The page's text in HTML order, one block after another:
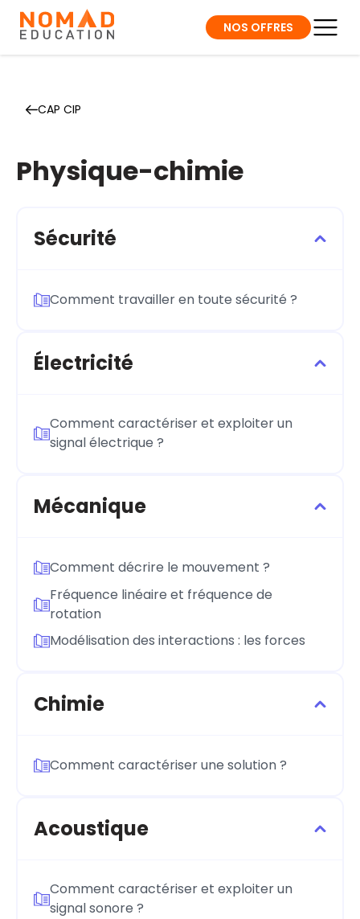
NOS OFFRES
CAP CIP
Physique-chimie
Sécurité
Comment travailler en toute sécurité ?
Électricité
Comment caractériser et exploiter un
signal électrique ?
Mécanique
Comment décrire le mouvement ?
Fréquence linéaire et fréquence de
rotation
Modélisation des interactions : les forces
Chimie
Comment caractériser une solution ?
Acoustique
Comment caractériser et exploiter un
signal sonore ?